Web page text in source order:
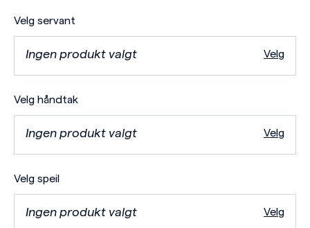
Velg servant
Ingen produkt valgt Velg
Velg håndtak
Ingen produkt valgt Velg
Velg speil
Ingen produkt valgt Velg